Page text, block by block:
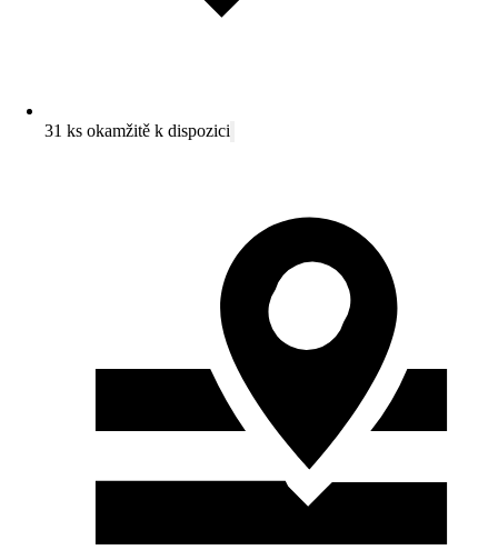
31 ks okamžitě k dispozici